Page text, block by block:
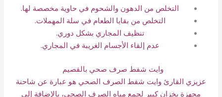
التخلص من الدهون والشحوم في حاوية مخصصة لها.
التخلص من بقايا الطعام في سلة المهملات.
تنظيف المجاري بشكل دوري.
عدم إلقاء الأجسام الغريبة في المجاري.
وايت شفط صرف صحي بالقصيم
عزيزي القارئ وايت شفط الصرف الصحي هو عبارة عن شاحنة
مجهزة بخزان كبير لجمع مياه الصرف الصحي، بالإضافة إلى